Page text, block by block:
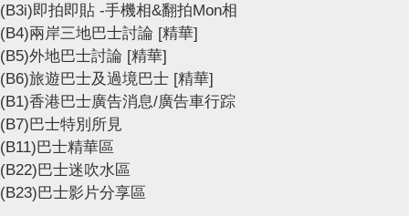
(B3i)即拍即貼 -手機相&翻拍Mon相
(B4)兩岸三地巴士討論 [精華]
(B5)外地巴士討論 [精華]
(B6)旅遊巴士及過境巴士 [精華]
(B1)香港巴士廣告消息/廣告車行踪
(B7)巴士特別所見
(B11)巴士精華區
(B22)巴士迷吹水區
(B23)巴士影片分享區